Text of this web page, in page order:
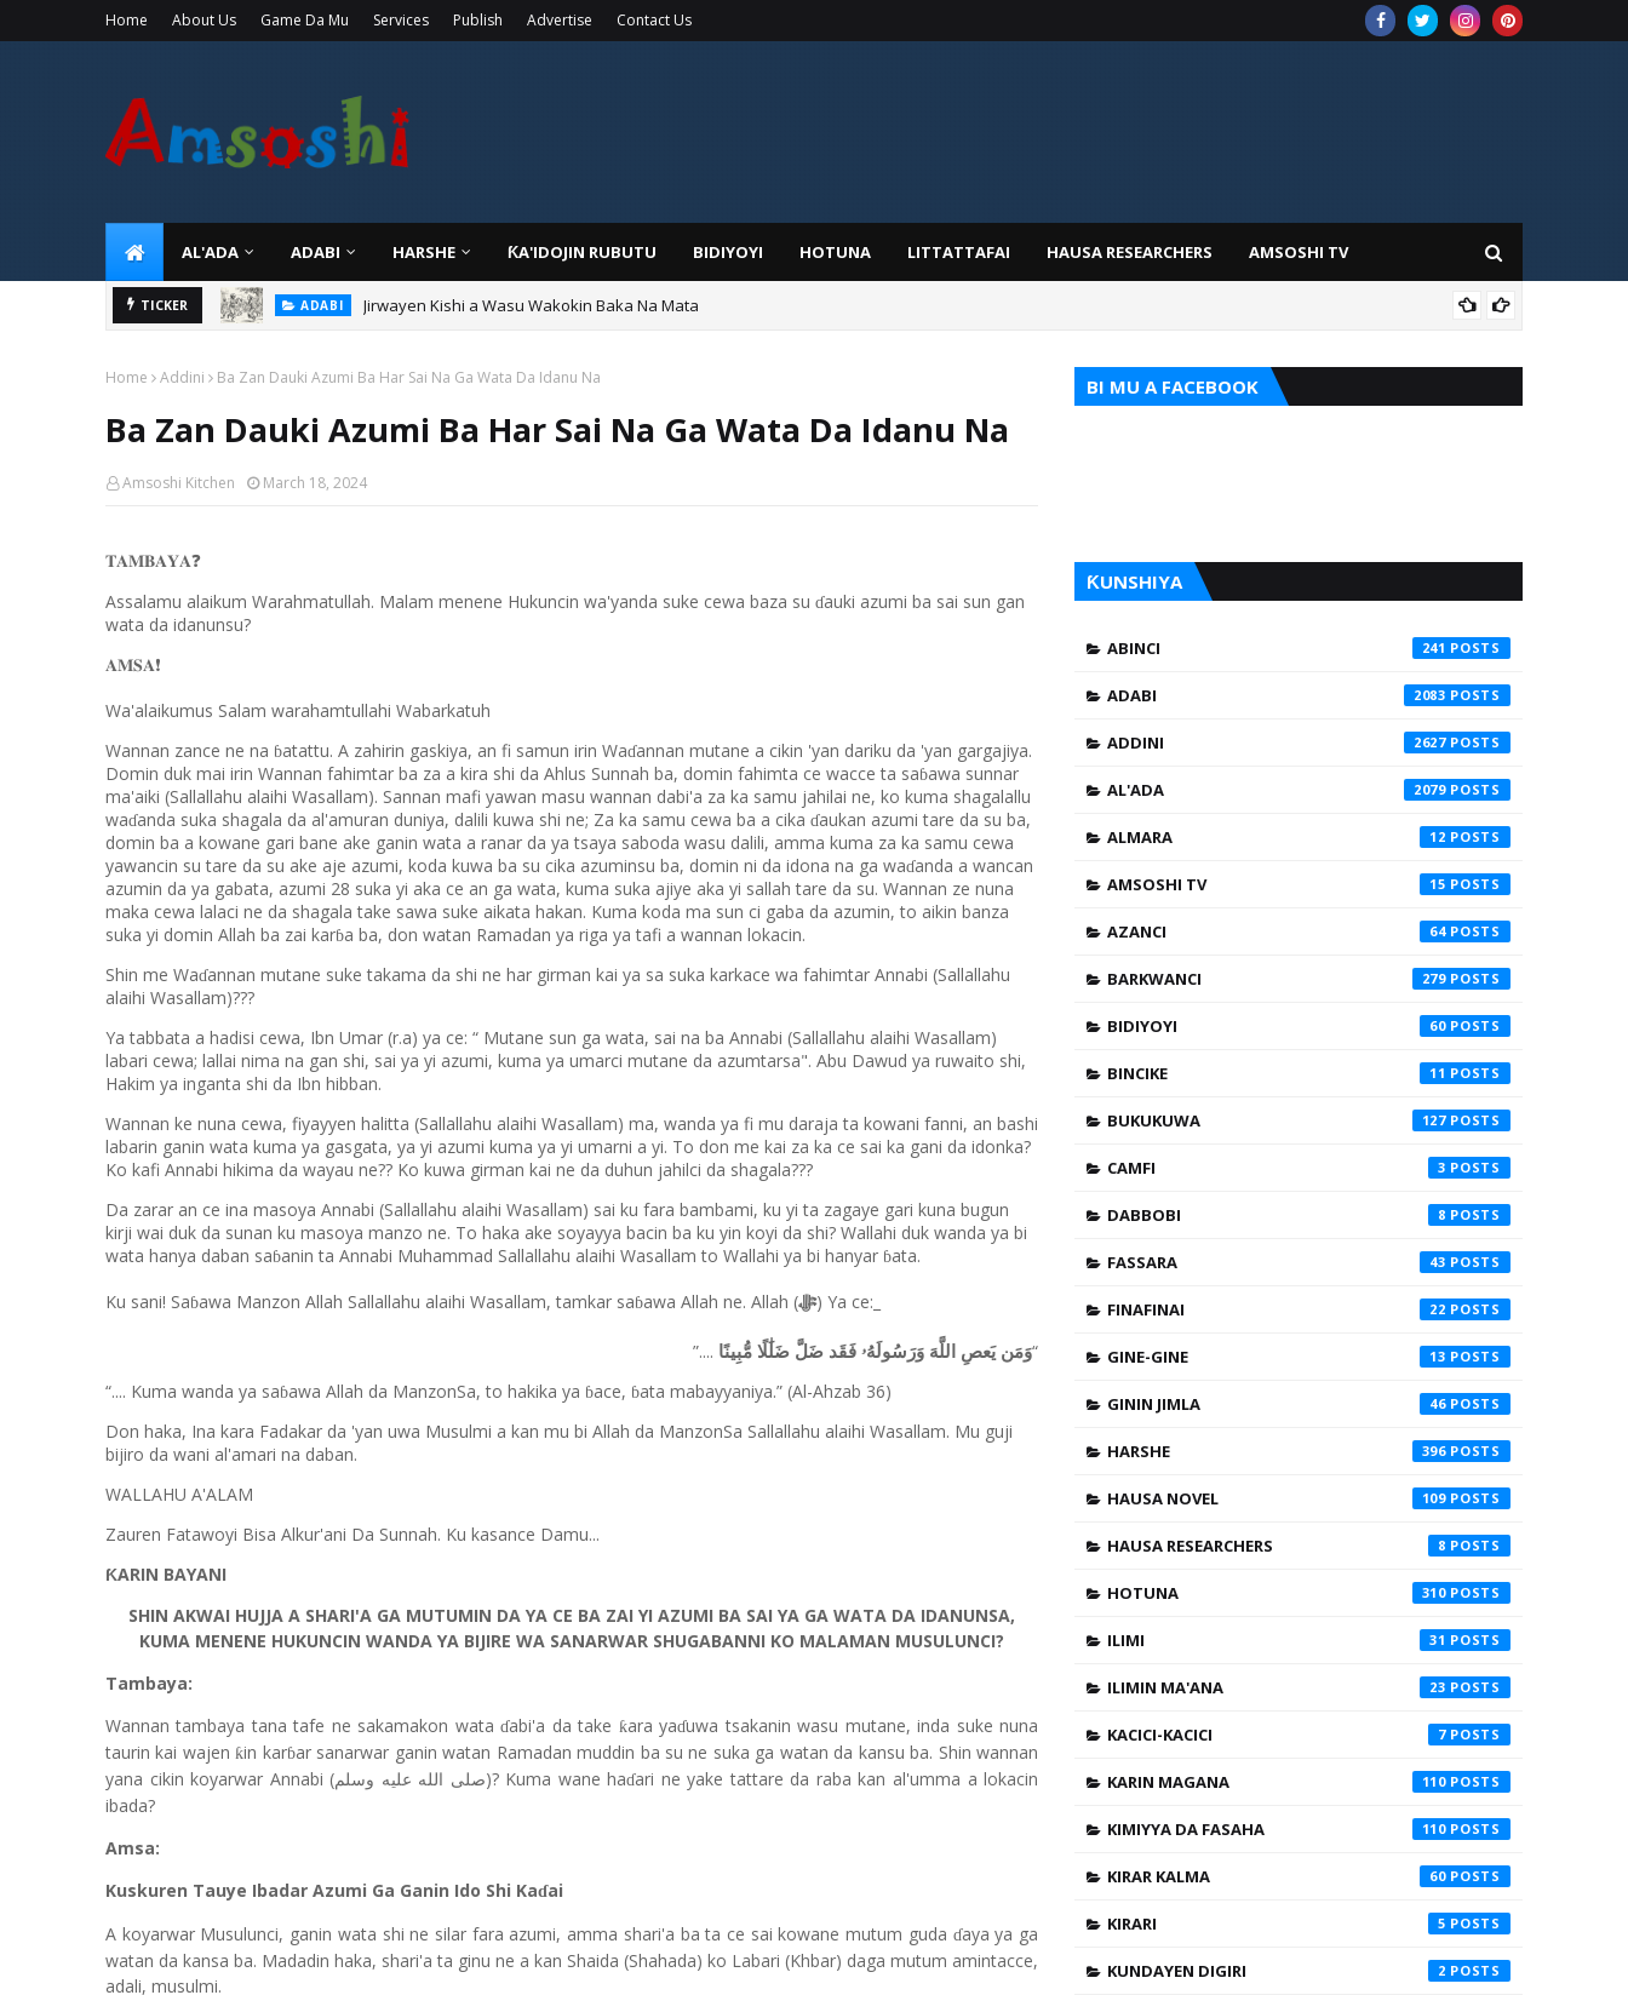
Home About Us Game Da Mu Services Publish Advertise Contact Us
AL'ADA ADABI HARSHE ƘA'IDOJIN RUBUTU BIDIYOYI HOTUNA LITTATTAFAI HAUSA RESEARCHERS AMSOSHI TV
TICKER TARIHI Sarkin Gummi Na Sha Biyar: Sarkin Mafaran Gummi Justice Lawal Hassan
Home Addini Ba Zan Dauki Azumi Ba Har Sai Na Ga Wata Da Idanu Na
Ba Zan Dauki Azumi Ba Har Sai Na Ga Wata Da Idanu Na
Amsoshi Kitchen March 18, 2024
𝐓𝐀𝐌𝐁𝐀𝐘𝐀❓
Assalamu alaikum Warahmatullah. Malam menene Hukuncin wa'yanda suke cewa baza su ɗauki azumi ba sai sun gan
wata da idanunsu?
𝐀𝐌𝐒𝐀❗️
Wa'alaikumus Salam warahamtullahi Wabarkatuh
Wannan zance ne na ɓatattu. A zahirin gaskiya, an fi samun irin Waɗannan mutane a cikin 'yan dariku da 'yan gargajiya.
Domin duk mai irin Wannan fahimtar ba za a kira shi da Ahlus Sunnah ba, domin fahimta ce wacce ta saɓawa sunnar
ma'aiki (Sallallahu alaihi Wasallam). Sannan mafi yawan masu wannan dabi'a za ka samu jahilai ne, ko kuma shagalallu
waɗanda suka shagala da al'amuran duniya, dalili kuwa shi ne; Za ka samu cewa ba a cika ɗaukan azumi tare da su ba,
domin ba a kowane gari bane ake ganin wata a ranar da ya tsaya saboda wasu dalili, amma kuma za ka samu cewa
yawancin su tare da su ake aje azumi, koda kuwa ba su cika azuminsu ba, domin ni da idona na ga waɗanda a wancan
azumin da ya gabata, azumi 28 suka yi aka ce an ga wata, kuma suka ajiye aka yi sallah tare da su. Wannan ze nuna
maka cewa lalaci ne da shagala take sawa suke aikata hakan. Kuma koda ma sun ci gaba da azumin, to aikin banza
suka yi domin Allah ba zai karɓa ba, don watan Ramadan ya riga ya tafi a wannan lokacin.
Shin me Waɗannan mutane suke takama da shi ne har girman kai ya sa suka karkace wa fahimtar Annabi (Sallallahu
alaihi Wasallam)???
Ya tabbata a hadisi cewa, Ibn Umar (r.a) ya ce: “ Mutane sun ga wata, sai na ba Annabi (Sallallahu alaihi Wasallam)
labari cewa; lallai nima na gan shi, sai ya yi azumi, kuma ya umarci mutane da azumtarsa". Abu Dawud ya ruwaito shi,
Hakim ya inganta shi da Ibn hibban.
Wannan ke nuna cewa, fiyayyen halitta (Sallallahu alaihi Wasallam) ma, wanda ya fi mu daraja ta kowani fanni, an bashi
labarin ganin wata kuma ya gasgata, ya yi azumi kuma ya yi umarni a yi. To don me kai za ka ce sai ka gani da idonka?
Ko kafi Annabi hikima da wayau ne?? Ko kuwa girman kai ne da duhun jahilci da shagala???
Da zarar an ce ina masoya Annabi (Sallallahu alaihi Wasallam) sai ku fara bambami, ku yi ta zagaye gari kuna bugun
kirji wai duk da sunan ku masoya manzo ne. To haka ake soyayya bacin ba ku yin koyi da shi? Wallahi duk wanda ya bi
wata hanya daban saɓanin ta Annabi Muhammad Sallallahu alaihi Wasallam to Wallahi ya bi hanyar ɓata.
Ku sani! Saɓawa Manzon Allah Sallallahu alaihi Wasallam, tamkar saɓawa Allah ne. Allah (ﷻ) Ya ce:_
”.... وَمَن يَعصِ اللَّهَ وَرَسُولَهُۥ فَقَد ضَلَّ ضَلَٰلًا مُّبِينًا“
“.... Kuma wanda ya saɓawa Allah da ManzonSa, to hakika ya ɓace, ɓata mabayyaniya.” (Al-Ahzab 36)
Don haka, Ina kara Fadakar da 'yan uwa Musulmi a kan mu bi Allah da ManzonSa Sallallahu alaihi Wasallam. Mu guji
bijiro da wani al'amari na daban.
WALLAHU A'ALAM
Zauren Fatawoyi Bisa Alkur'ani Da Sunnah. Ku kasance Damu...
ƘARIN BAYANI
SHIN AKWAI HUJJA A SHARI'A GA MUTUMIN DA YA CE BA ZAI YI AZUMI BA SAI YA GA WATA DA IDANUNSA,
KUMA MENENE HUKUNCIN WANDA YA BIJIRE WA SANARWAR SHUGABANNI KO MALAMAN MUSULUNCI?
Tambaya:
Wannan tambaya tana tafe ne sakamakon wataɗabi'a da take ƙara yaɗuwa tsakanin wasu mutane, inda suke nuna
taurin kai wajenƙin karɓar sanarwar ganin watan Ramadan muddin ba su ne suka ga watan da kansu ba. Shin wannan
yana cikin koyarwar Annabi (صلى الله عليه وسلم)? Kuma wane haɗari ne yake tattare da raba kan al'umma a lokacin
ibada?
Amsa:
Kuskuren Tauye Ibadar Azumi Ga Ganin Ido Shi Kaɗai
A koyarwar Musulunci, ganin wata shi ne silar fara azumi, amma shari'a ba ta ce sai kowane mutum guda ɗaya ya ga
watan da kansa ba. Madadin haka, shari'a ta ginu ne a kan Shaida (Shahada) ko Labari (Khbar) daga mutum amintacce,
adali, musulmi.
BI MU A FACEBOOK
ƘUNSHIYA
ABINCI 241
ADABI 2083
ADDINI 2627
AL'ADA 2079
ALMARA 12
AMSOSHI TV 15
AZANCI 64
BARKWANCI 279
BIDIYOYI 60
BINCIKE 11
BUKUKUWA 127
CAMFI 3
DABBOBI 8
FASSARA 43
FINAFINAI 22
GINE-GINE 13
GININ JIMLA 46
HARSHE 396
HAUSA NOVEL 109
HAUSA RESEARCHERS 8
HOTUNA 310
ILIMI 31
ILIMIN MA'ANA 23
KACICI-KACICI 7
KARIN MAGANA 110
KIMIYYA DA FASAHA 110
KIRAR KALMA 60
KIRARI 5
KUNDAYEN DIGIRI 2